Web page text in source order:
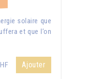
solaire que
et que l’on
Ajouter